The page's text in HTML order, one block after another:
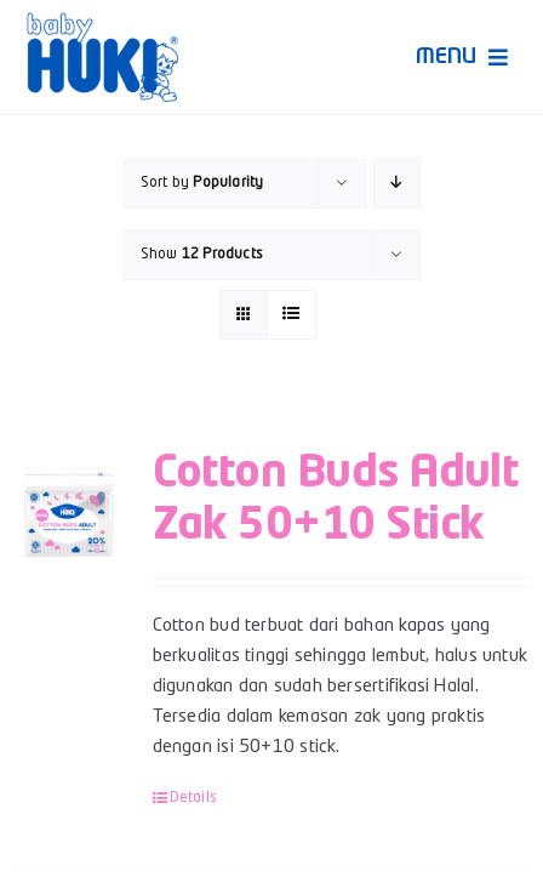
Skip
content
MENU
Sort by Popularity
Show 12 Products
Cotton Buds Adult
Zak 50+10 Stick
Cotton bud terbuat dari bahan kapas yang
berkualitas tinggi sehingga lembut, halus untuk
digunakan dan sudah bersertifikasi Halal.
Tersedia dalam kemasan zak yang praktis
dengan isi 50+10 stick.
Details